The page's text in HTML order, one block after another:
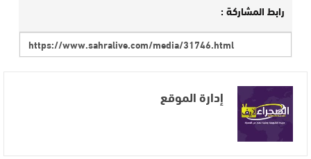
رابط المشاركة :
إدارة الموقع